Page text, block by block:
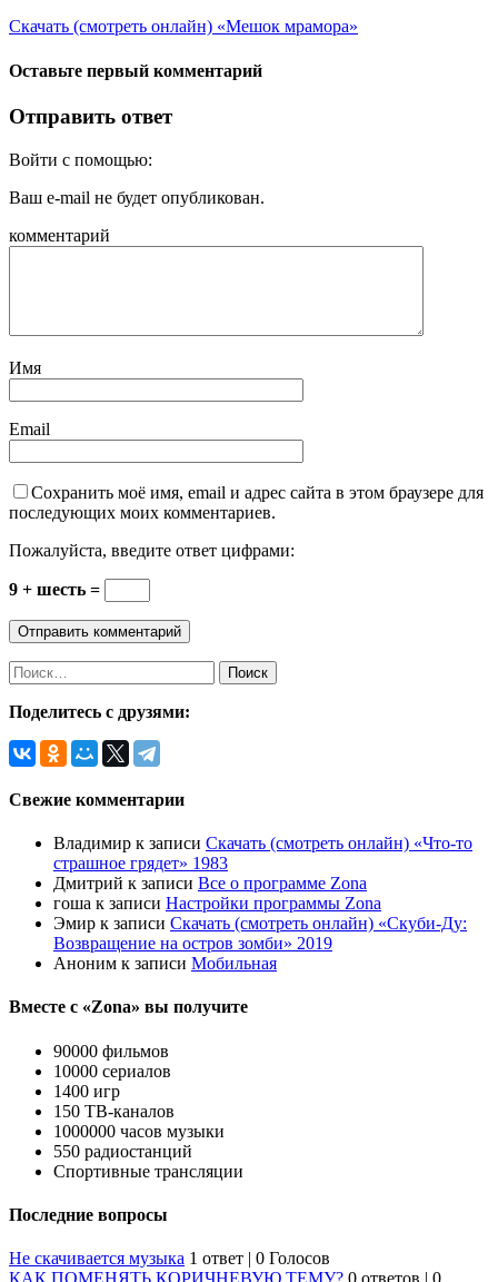
Скачать (смотреть онлайн) «Мешок мрамора»
Оставьте первый комментарий
Отправить ответ
Войти с помощью:
Ваш e-mail не будет опубликован.
комментарий
Имя
Email
Сохранить моё имя, email и адрес сайта в этом браузере для
последующих моих комментариев.
Пожалуйста, введите ответ цифрами:
9 + шесть =
Найти:
Поделитесь с друзями:
Свежие комментарии
Владимир к записи Скачать (смотреть онлайн) «Что-то
страшное грядет» 1983
Дмитрий к записи Все о программе Zona
гоша к записи Настройки программы Zona
Эмир к записи Скачать (смотреть онлайн) «Скуби-Ду:
Возвращение на остров зомби» 2019
Аноним к записи Мобильная
Вместе с «Zona» вы получите
90000 фильмов
10000 сериалов
1400 игр
150 ТВ-каналов
1000000 часов музыки
550 радиостанций
Спортивные трансляции
Последние вопросы
Не скачивается музыка 1 ответ | 0 Голосов
КАК ПОМЕНЯТЬ КОРИЧНЕВУЮ ТЕМУ? 0 ответов | 0